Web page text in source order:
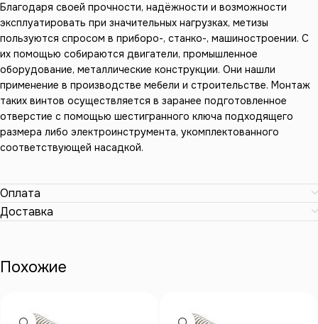
Благодаря своей прочности, надёжности и возможности
эксплуатировать при значительных нагрузках, метизы
пользуются спросом в приборо-, станко-, машиностроении. С
их помощью собираются двигатели, промышленное
оборудование, металлические конструкции. Они нашли
применение в производстве мебели и строительстве. Монтаж
таких винтов осуществляется в заранее подготовленное
отверстие с помощью шестигранного ключа подходящего
размера либо электроинструмента, укомплектованного
соответствующей насадкой.
Оплата
Доставка
Похожие